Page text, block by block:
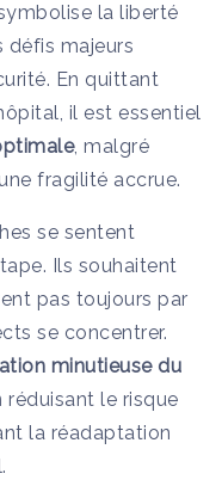
la liberté
défis majeurs
En quittant
il est essentiel
, malgré
fragilité accrue.
se sentent
Ils souhaitent
pas toujours par
se concentrer.
minutieuse du
le risque
la réadaptation